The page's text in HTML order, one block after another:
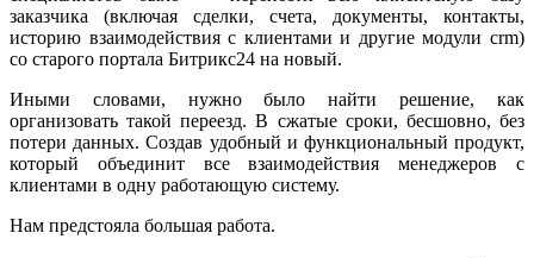
заказчика (включая сделки, счета, документы, контакты,
историю взаимодействия с клиентами и другие модули crm)
со старого портала Битрикс24 на новый.
Иными словами, нужно было найти решение, как
организовать такой переезд. В сжатые сроки, бесшовно, без
потери данных. Создав удобный и функциональный продукт,
который объединит все взаимодействия менеджеров с
клиентами в одну работающую систему.
Нам предстояла большая работа.